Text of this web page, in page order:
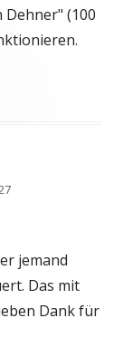
Dehner" (100
jemand
Das mit
Dank für